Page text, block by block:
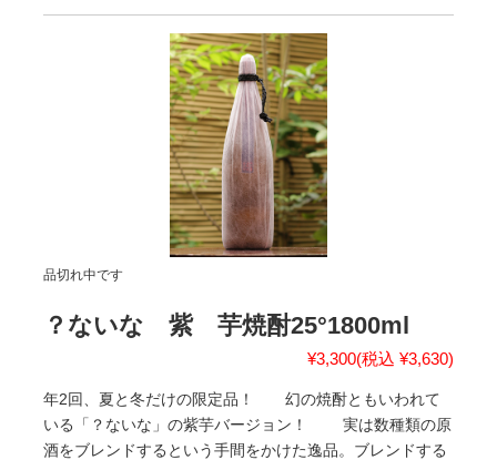
品切れ中です
？ないな 紫 芋焼酎25°1800ml
¥3,300(税込 ¥3,630)
年2回、夏と冬だけの限定品！ 幻の焼酎ともいわれて
いる「？ないな」の紫芋バージョン！ 実は数種類の原
酒をブレンドするという手間をかけた逸品。ブレンドする